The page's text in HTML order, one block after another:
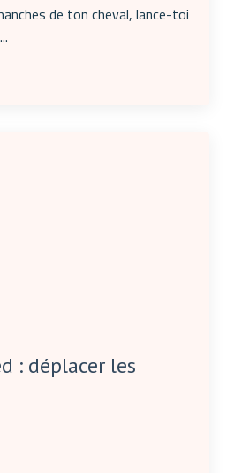
de ton cheval, lance-toi
: déplacer les